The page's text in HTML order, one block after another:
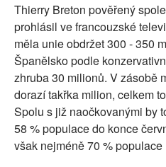
Thierry Breton pověřený
prohlásil ve francouzské
měla unie obdržet 300 - 350
Španělsko podle
zhruba 30 milionů. V zásobě
dorazí takřka milion, celkem
Spolu s již naočkovanými by
58 % populace do konce
však nejméně 70 %